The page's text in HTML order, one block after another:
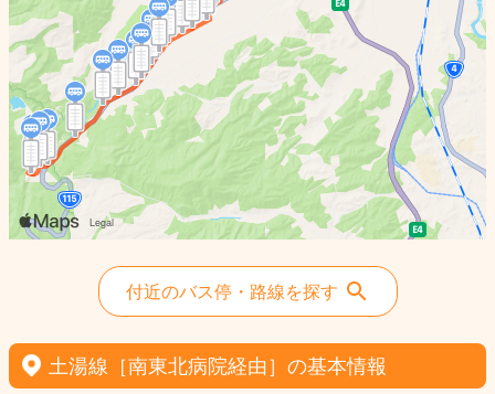
付近のバス停・路線を探す
土湯線［南東北病院経由］の基本情報